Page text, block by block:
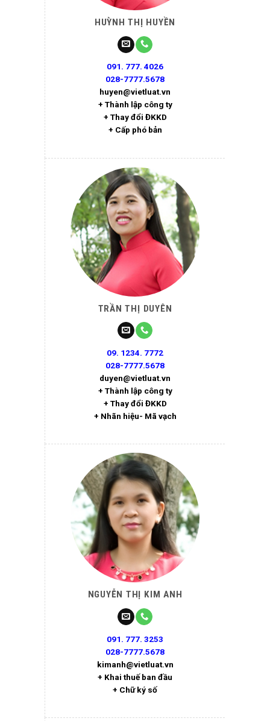
HUỲNH THỊ HUYỀN
091. 777. 4026
028-7777.5678
huyen@vietluat.vn
+ Thành lập công ty
+ Thay đổi ĐKKD
+ Cấp phó bản
TRẦN THỊ DUYÊN
09. 1234. 7772
028-7777.5678
duyen@vietluat.vn
+ Thành lập công ty
+ Thay đổi ĐKKD
+ Nhãn hiệu- Mã vạch
NGUYỄN THỊ KIM ANH
091. 777. 3253
028-7777.5678
kimanh@vietluat.vn
+ Khai thuế ban đầu
+ Chữ ký số